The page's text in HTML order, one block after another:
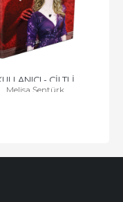
- CİLTLİ
Melisa Şentürk